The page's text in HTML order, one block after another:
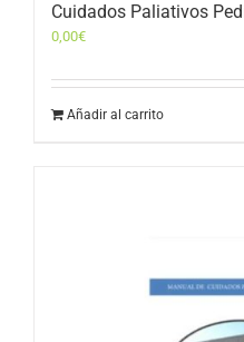
Cuidados Paliativos
0,00€
Añadir al carrito